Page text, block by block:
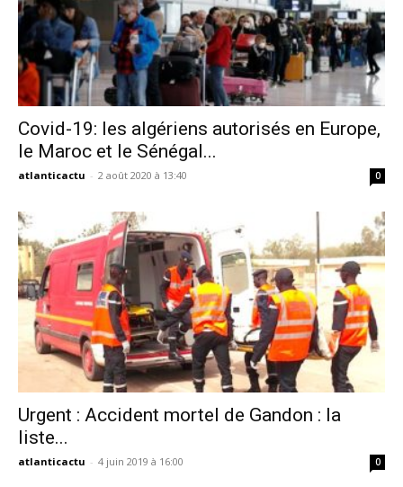
Covid-19: les algériens autorisés en Europe,
le Maroc et le Sénégal...
atlanticactu - 2 août 2020 à 13:40 0
Urgent : Accident mortel de Gandon : la
liste...
atlanticactu - 4 juin 2019 à 16:00 0